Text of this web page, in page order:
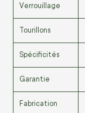
Verrouillage
Tourillons
Spécificités
Garantie
Fabrication